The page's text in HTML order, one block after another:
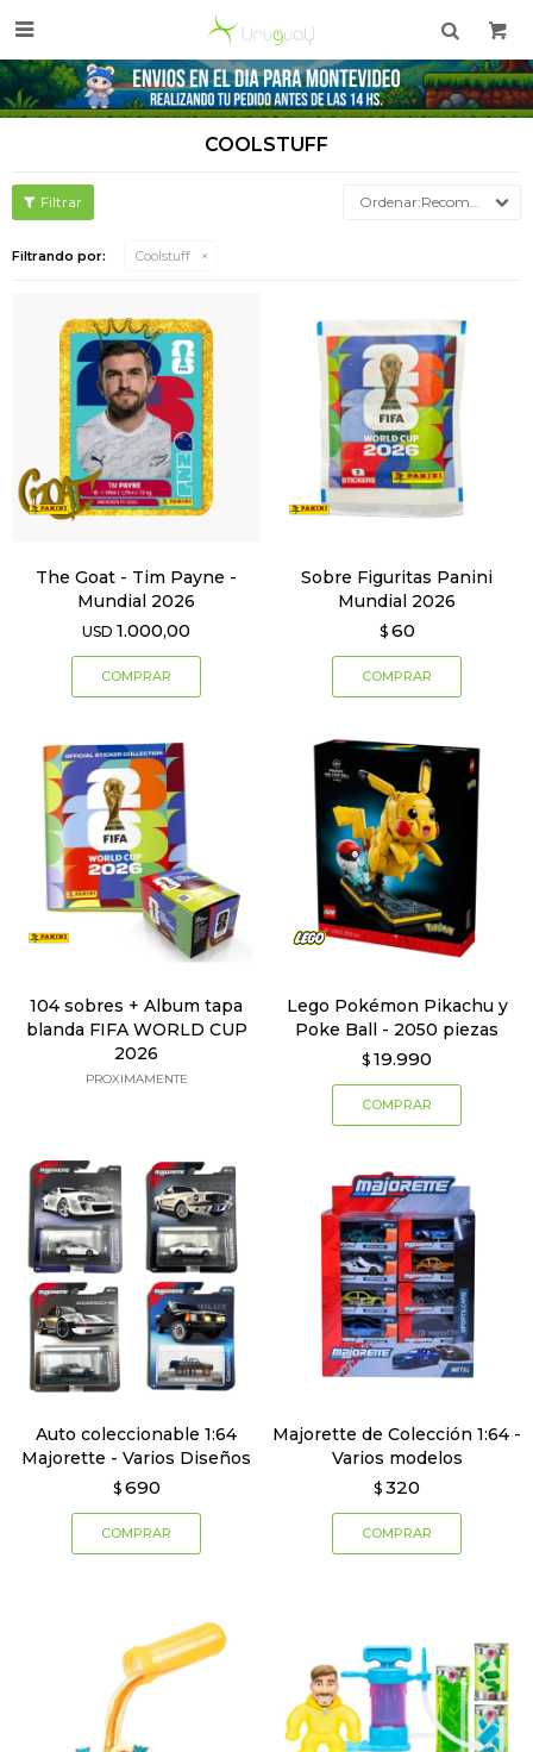

COOLSTUFF
Recomendados
Filtrando por: Coolstuff
The Goat - Tim Payne -
Mundial 2026
USD 1.000,00
Sobre Figuritas Panini
Mundial 2026
$ 60
104 sobres + Album tapa
blanda FIFA WORLD CUP
2026
PROXIMAMENTE
Lego Pokémon Pikachu y
Poke Ball - 2050 piezas
$ 19.990
Auto coleccionable 1:64
Majorette - Varios Diseños
$ 690
Majorette de Colección 1:64 -
Varios modelos
$ 320